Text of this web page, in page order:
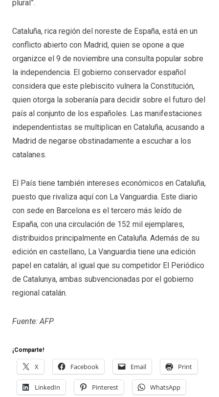
plural”.
Cataluña, rica región del noreste de España, está en un
conflicto abierto con Madrid, quien se opone a que
organizce el 9 de noviembre una consulta popular sobre
la independencia. El gobierno conservador español
considera que este plebiscito vulnera la Constitución,
quien otorga la soberanía para decidir sobre el futuro del
país al conjunto de los españoles. Las manifestaciones
independentistas se multiplican en Cataluña, acusando a
Madrid de negarse obstinadamente a escuchar a los
catalanes.
El País tiene también intereses económicos en Cataluña,
puesto que rivaliza aquí con La Vanguardia. Este diario
con sede en Barcelona es el tercero más leído de
España, con una circulación de 152 mil ejemplares,
distribuidos principalmente en Cataluña. Además de su
edición en castellano, La Vanguardia tiene una edición
papel en catalán, al igual que su competidor El Periódico
de Catalunya, ambas subvencionadas por el gobierno
regional catalán.
Fuente: AFP
¡Comparte!
X Facebook Email Print
LinkedIn Pinterest WhatsApp